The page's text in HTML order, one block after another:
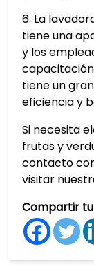
6. La
tiene una
y los
tiene un
eficiencia y
Si necesita
frutas y
contacto
visitar
Compartir